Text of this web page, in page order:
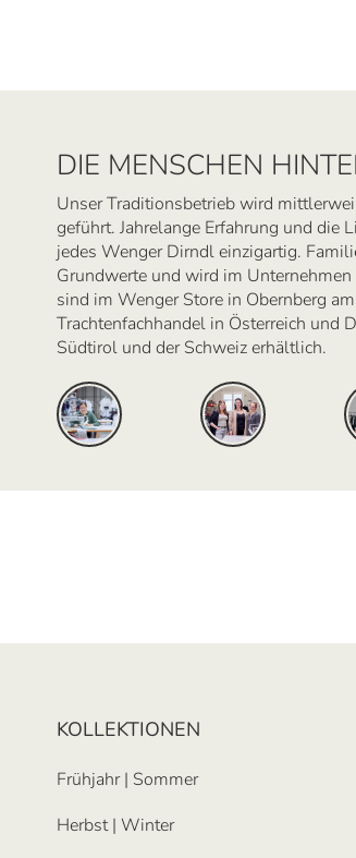
DIE MENSCHEN
Unser Traditionsbetrieb wird
geführt. Jahrelange Erfahrung und die
jedes Wenger Dirndl einzigartig.
Grundwerte und wird im
sind im Wenger Store in Obernberg
Trachtenfachhandel in Österreich und
Südtirol und der Schweiz erhältlich.
KOLLEKTIONEN
Frühjahr | Sommer
Herbst | Winter